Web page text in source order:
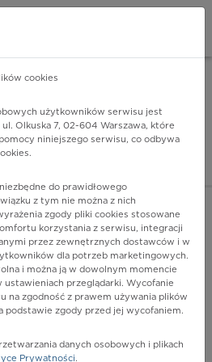
- lider
uszkodzenia kłębuszków
cookies
użytkowników serwisu jest
ul. Olkuska 7, 02-604 Warszawa, które
niniejszego serwisu, co odbywa
do prawidłowego
z tym nie można z nich
zgody pliki cookies stosowane
korzystania z serwisu, integracji
przez zewnętrznych dostawców i w
dla potrzeb marketingowych.
i można ją w dowolnym momencie
ustawieniach przeglądarki. Wycofanie
na zgodność z prawem używania plików
podstawie zgody przed jej wycofaniem.
danych osobowych i plikach
Prywatności.
Play INSTALUJ